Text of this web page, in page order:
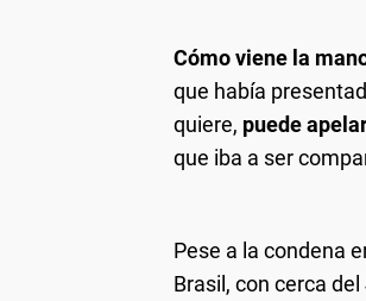
Cómo viene la
que había
quiere, puede
que iba a ser
Pese a la condena
Brasil, con cerca